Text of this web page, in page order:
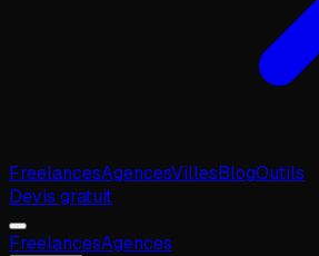
FreelancesAgencesVillesBlogOutils
Devis gratuit
FreelancesAgences